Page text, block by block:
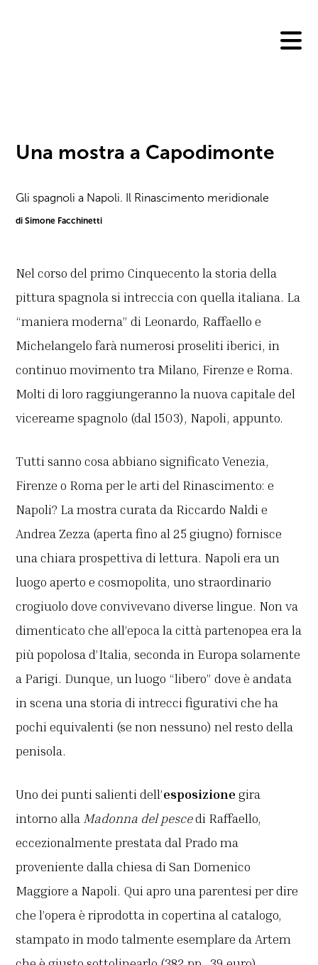
Una mostra a Capodimonte
Gli spagnoli a Napoli. Il Rinascimento meridionale
di Simone Facchinetti
Nel corso del primo Cinquecento la storia della
pittura spagnola si intreccia con quella italiana. La
“maniera moderna” di Leonardo, Raffaello e
Michelangelo farà numerosi proseliti iberici, in
continuo movimento tra Milano, Firenze e Roma.
Molti di loro raggiungeranno la nuova capitale del
vicereame spagnolo (dal 1503), Napoli, appunto.
Tutti sanno cosa abbiano significato Venezia,
Firenze o Roma per le arti del Rinascimento: e
Napoli? La mostra curata da Riccardo Naldi e
Andrea Zezza (aperta fino al 25 giugno) fornisce
una chiara prospettiva di lettura. Napoli era un
luogo aperto e cosmopolita, uno straordinario
crogiuolo dove convivevano diverse lingue. Non va
dimenticato che all’epoca la città partenopea era la
più popolosa d’Italia, seconda in Europa solamente
a Parigi. Dunque, un luogo “libero” dove è andata
in scena una storia di intrecci figurativi che ha
pochi equivalenti (se non nessuno) nel resto della
penisola.
Uno dei punti salienti dell’esposizione gira
intorno alla Madonna del pescedi Raffaello,
eccezionalmente prestata dal Prado ma
proveniente dalla chiesa di San Domenico
Maggiore a Napoli. Qui apro una parentesi per dire
che l’opera è riprodotta in copertina al catalogo,
stampato in modo talmente esemplare da Artem